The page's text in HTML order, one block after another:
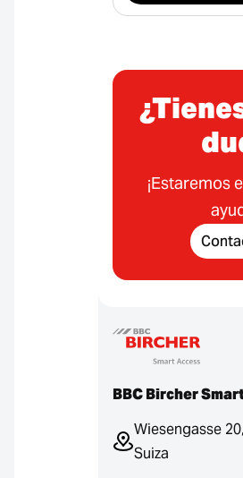
¡Estaremos
BBC Bircher
Wiesengasse
Suiza